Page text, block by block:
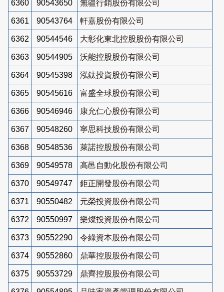
6360 90543650 無疆行銷股份有限公司
6361 90543764 軒嘉股份有限公司
6362 90544546 大彰化東北控股股份有限公司
6363 90544905 沃能控股股份有限公司
6364 90545398 泓鈦投資股份有限公司
6365 90545616 富盛全球股份有限公司
6366 90546946 康允仁心股份有限公司
6367 90548260 寧思科技股份有限公司
6368 90548536 萊諾控股股份有限公司
6369 90549578 高邑自動化股份有限公司
6370 90549747 鉅正開發股份有限公司
6371 90550482 元榮投資股份有限公司
6372 90550997 樂燦投資股份有限公司
6373 90552290 令綠資本股份有限公司
6374 90552860 鼎華控股股份有限公司
6375 90553729 鼎齊控股股份有限公司